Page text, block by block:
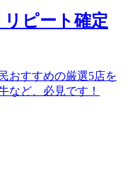
リピート確定
おすすめの厳選5店を
など、必見です！